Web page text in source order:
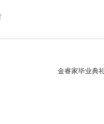
金睿家毕业典